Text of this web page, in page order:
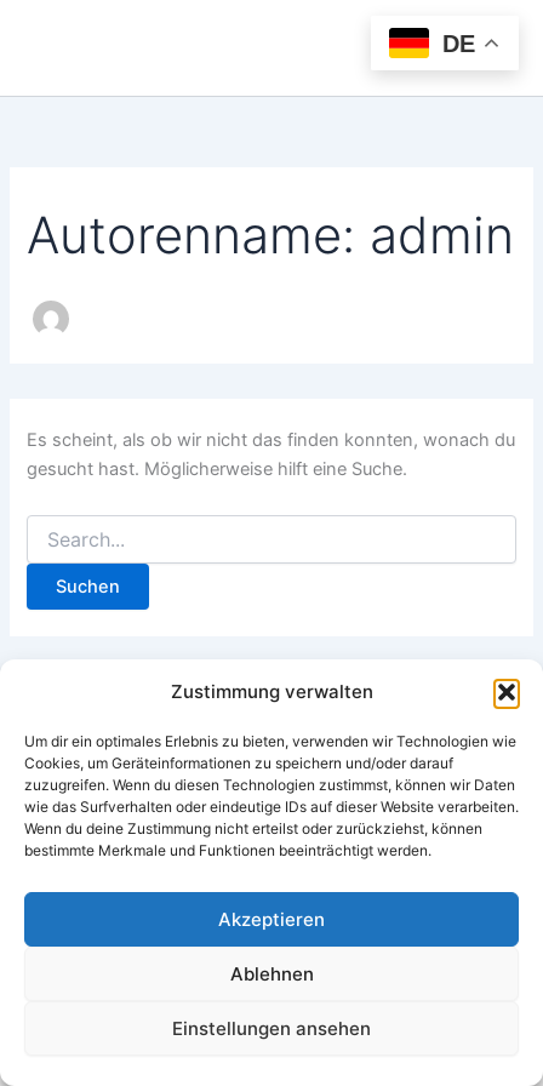
Zustimmung verwalten
Um dir ein optimales Erlebnis zu bieten, verwenden wir Technologien wie
Cookies, um Geräteinformationen zu speichern und/oder darauf
zuzugreifen. Wenn du diesen Technologien zustimmst, können wir Daten
wie das Surfverhalten oder eindeutige IDs auf dieser Website verarbeiten.
Wenn du deine Zustimmung nicht erteilst oder zurückziehst, können
bestimmte Merkmale und Funktionen beeinträchtigt werden.
Akzeptieren
Ablehnen
Einstellungen ansehen
DE
Autorenname: admin
Es scheint, als ob wir nicht das finden konnten, wonach du
gesucht hast. Möglicherweise hilft eine Suche.
Copyright © 2026 Tec-Point GmbH – HR-Dienstleistungen in
OWL